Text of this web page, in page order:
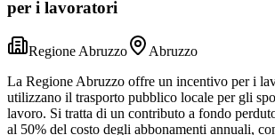
per i lavoratori
Regione Abruzzo
Abruzzo
La Regione Abruzzo offre un incentivo per i
utilizzano il trasporto pubblico locale per gli
lavoro. Si tratta di un contributo a fondo
al 50% del costo degli abbonamenti annuali,